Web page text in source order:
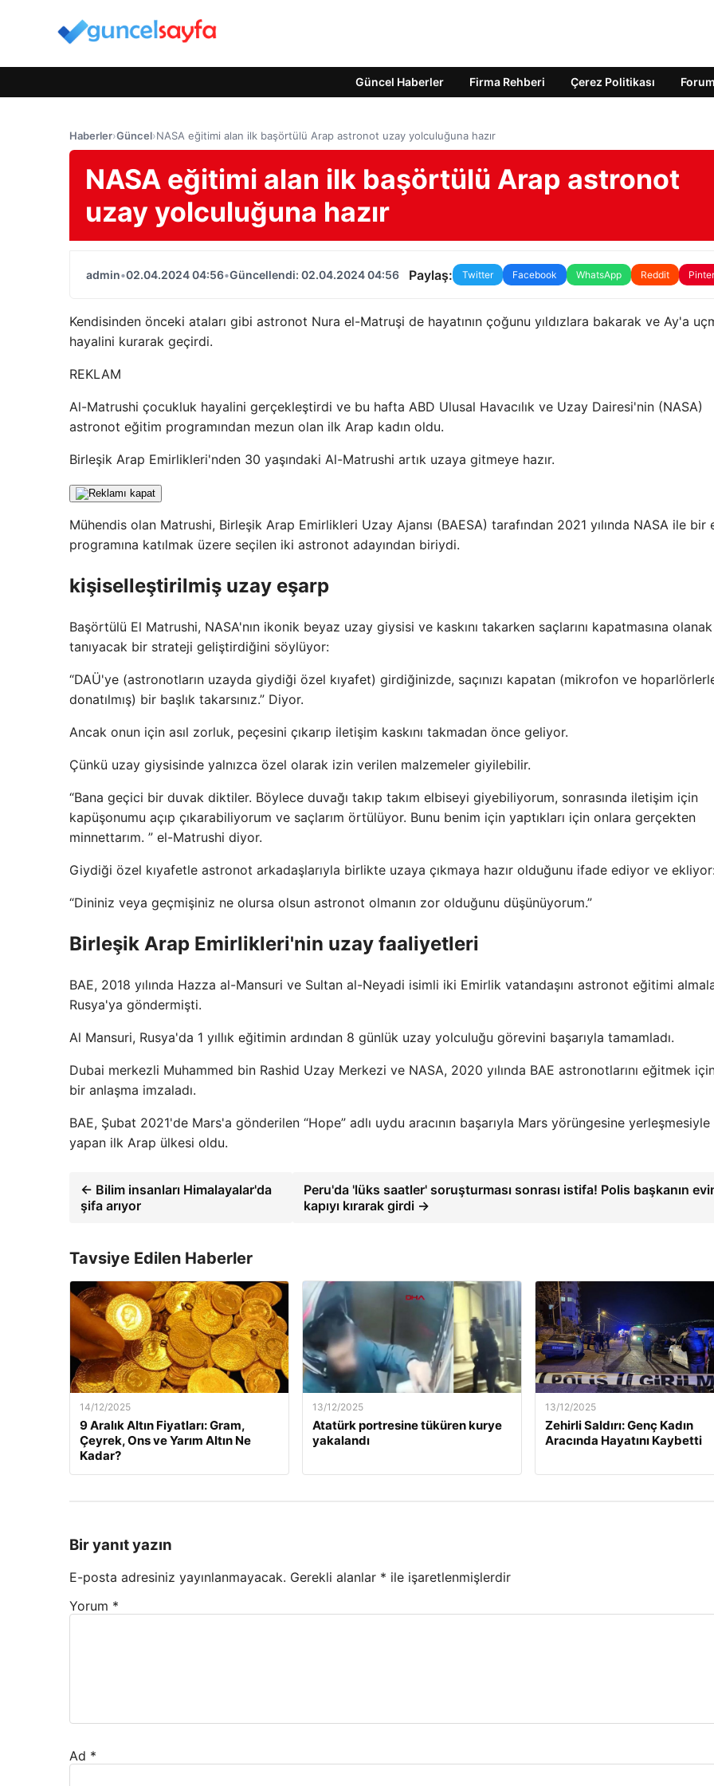
Güncel Haberler Firma Rehberi Çerez Politikası Forum
Haberler›Güncel›NASA eğitimi alan ilk başörtülü Arap astronot uzay yolculuğuna hazır
NASA eğitimi alan ilk başörtülü Arap astronot
uzay yolculuğuna hazır
admin•02.04.2024 04:56•Güncellendi: 02.04.2024 04:56 Paylaş: Twitter Facebook WhatsApp Reddit
Kendisinden önceki ataları gibi astronot Nura el-Matruşi de hayatının çoğunu yıldızlara bakarak ve Ay'a
hayalini kurarak geçirdi.
REKLAM
Al-Matrushi çocukluk hayalini gerçekleştirdi ve bu hafta ABD Ulusal Havacılık ve Uzay Dairesi'nin (NASA)
astronot eğitim programından mezun olan ilk Arap kadın oldu.
Birleşik Arap Emirlikleri'nden 30 yaşındaki Al-Matrushi artık uzaya gitmeye hazır.
Mühendis olan Matrushi, Birleşik Arap Emirlikleri Uzay Ajansı (BAESA) tarafından 2021 yılında NASA ile bir
programına katılmak üzere seçilen iki astronot adayından biriydi.
kişiselleştirilmiş uzay eşarp
Başörtülü El Matrushi, NASA'nın ikonik beyaz uzay giysisi ve kaskını takarken saçlarını kapatmasına olanak
tanıyacak bir strateji geliştirdiğini söylüyor:
“DAÜ'ye (astronotların uzayda giydiği özel kıyafet) girdiğinizde, saçınızı kapatan (mikrofon ve
donatılmış) bir başlık takarsınız.” Diyor.
Ancak onun için asıl zorluk, peçesini çıkarıp iletişim kaskını takmadan önce geliyor.
Çünkü uzay giysisinde yalnızca özel olarak izin verilen malzemeler giyilebilir.
“Bana geçici bir duvak diktiler. Böylece duvağı takıp takım elbiseyi giyebiliyorum, sonrasında iletişim için
kapüşonumu açıp çıkarabiliyorum ve saçlarım örtülüyor. Bunu benim için yaptıkları için onlara gerçekten
minnettarım. ” el-Matrushi diyor.
Giydiği özel kıyafetle astronot arkadaşlarıyla birlikte uzaya çıkmaya hazır olduğunu ifade ediyor ve
“Dininiz veya geçmişiniz ne olursa olsun astronot olmanın zor olduğunu düşünüyorum.”
Birleşik Arap Emirlikleri'nin uzay faaliyetleri
BAE, 2018 yılında Hazza al-Mansuri ve Sultan al-Neyadi isimli iki Emirlik vatandaşını astronot eğitimi
Rusya'ya göndermişti.
Al Mansuri, Rusya'da 1 yıllık eğitimin ardından 8 günlük uzay yolculuğu görevini başarıyla tamamladı.
Dubai merkezli Muhammed bin Rashid Uzay Merkezi ve NASA, 2020 yılında BAE astronotlarını eğitmek
bir anlaşma imzaladı.
BAE, Şubat 2021'de Mars'a gönderilen “Hope” adlı uydu aracının başarıyla Mars yörüngesine yerleşmesiyle
yapan ilk Arap ülkesi oldu.
← Bilim insanları Himalayalar'da
şifa arıyor
Peru'da 'lüks saatler' soruşturması sonrası istifa! Polis başkanın
kapıyı kırarak girdi →
Tavsiye Edilen Haberler
14/12/2025
9 Aralık Altın Fiyatları: Gram,
Çeyrek, Ons ve Yarım Altın Ne
Kadar?
13/12/2025
Atatürk portresine tüküren kurye
yakalandı
13/12/2025
Zehirli Saldırı: Genç Kadın
Aracında Hayatını Kaybetti
Bir yanıt yazın
E-posta adresiniz yayınlanmayacak. Gerekli alanlar * ile işaretlenmişlerdir
Yorum *
Ad *